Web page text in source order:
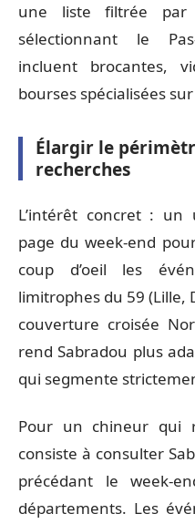
une liste filtrée par
sélectionnant le
incluent brocantes,
bourses spécialisées
Élargir le
recherches
L’intérêt concret :
page du week-end
coup d’oeil les
limitrophes du 59 (Lille,
couverture croisée
rend Sabradou plus
qui segmente
Pour un chineur qui
consiste à consulter
précédant le week-
départements. Les